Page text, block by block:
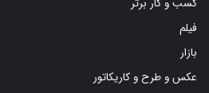
فیلم
بازار
عکس و طرح و کاریکاتور
پیوندها